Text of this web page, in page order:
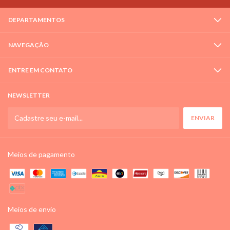
DEPARTAMENTOS
NAVEGAÇÃO
ENTRE EM CONTATO
NEWSLETTER
Meios de pagamento
Meios de envio